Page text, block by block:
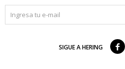
SIGUE A HERING 